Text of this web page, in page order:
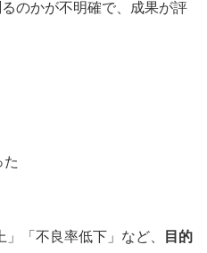
のかが不明確で、成果が評
た
」「不良率低下」など、
目的